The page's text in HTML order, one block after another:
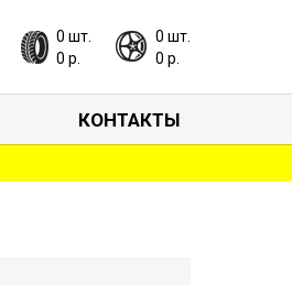
0 шт.
0 р.
0 шт.
0 р.
КОНТАКТЫ